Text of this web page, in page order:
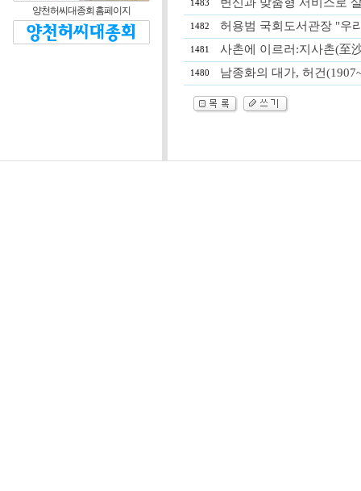
양천허씨대종회 홈페이지
1483
1482 허용범 국회도서관장 "우
1481 사촌에 이르러:지사촌(至
1480 남종화의 대가, 허건